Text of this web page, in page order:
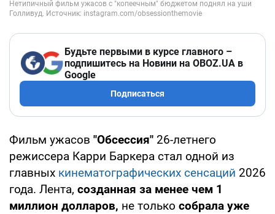
Будьте первыми в курсе главного –
подпишитесь на Новини на OBOZ.UA в
Google
Подписаться
Фильм ужасов "Обсессия" 26-летнего
режиссера Карри Баркера стал одной из
главных кинематографических сенсаций 2026
года. Лента, созданная за менее чем 1
миллион долларов, не только собрала уже